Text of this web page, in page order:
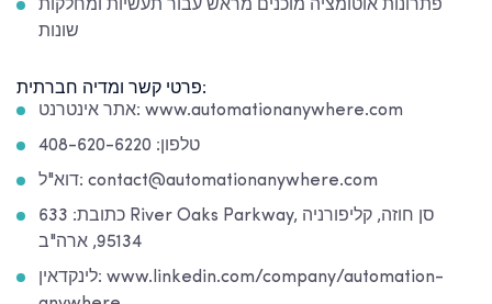
פתרונות אוטומציה מוכנים מראש עבור תעשיות ומחלקות
שונות
פרטי קשר ומדיה חברתית:
אתר אינטרנט: www.automationanywhere.com
טלפון: 408-620-6220
דוא"ל: contact@automationanywhere.com
כתובת: 633 River Oaks Parkway, סן חוזה, קליפורניה
95134, ארה"ב
לינקדאין: www.linkedin.com/company/automation-